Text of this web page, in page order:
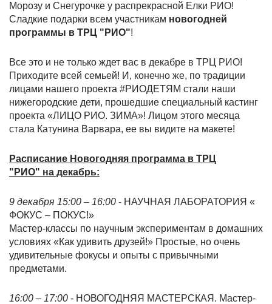
Морозу и Снегурочке у распрекрасной Елки РИО!
Сладкие подарки всем участникам новогодней
программы в ТРЦ "РИО"!
Все это и не только ждет вас в декабре в ТРЦ РИО!
Приходите всей семьей! И, конечно же, по традиции
лицами нашего проекта #РИОДЕТЯМ стали наши
нижегородские дети, прошедшие специальный кастинг
проекта «ЛИЦО РИО. ЗИМА»! Лицом этого месяца
стала Катунина Варвара, ее вы видите на макете!
Расписание Новогодняя программа в ТРЦ
"РИО" на декабрь:
9 декабря 15:00 – 16:00 - НАУЧНАЯ ЛАБОРАТОРИЯ «
ФОКУС – ПОКУС!»
Мастер-классы по научным экспериментам в домашних
условиях «Как удивить друзей!» Простые, но очень
удивительные фокусы и опыты с привычными
предметами.
16:00 – 17:00 - НОВОГОДНЯЯ МАСТЕРСКАЯ. Мастер-